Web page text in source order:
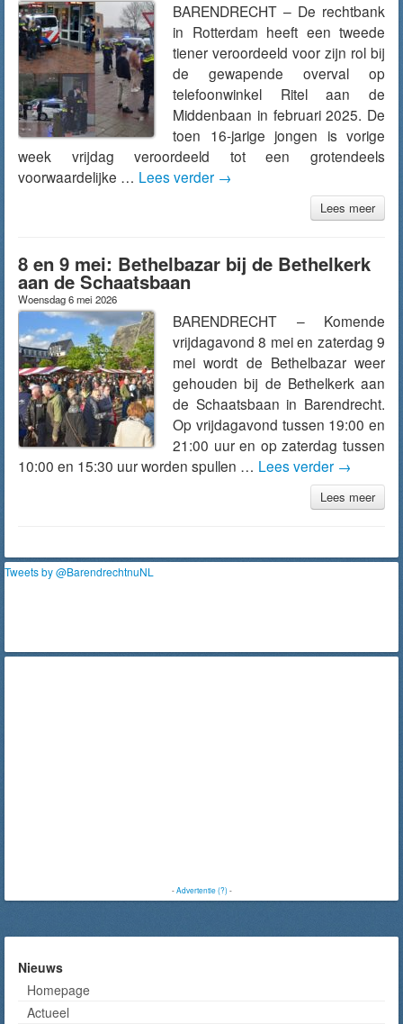
BARENDRECHT – De rechtbank
in Rotterdam heeft een tweede
tiener veroordeeld voor zijn rol bij
de gewapende overval op
telefoonwinkel Ritel aan de
Middenbaan in februari 2025. De
toen 16-jarige jongen is vorige
week vrijdag veroordeeld tot een grotendeels
voorwaardelijke … Lees verder →
Lees meer
8 en 9 mei: Bethelbazar bij de Bethelkerk
aan de Schaatsbaan
Woensdag 6 mei 2026
BARENDRECHT – Komende
vrijdagavond 8 mei en zaterdag 9
mei wordt de Bethelbazar weer
gehouden bij de Bethelkerk aan
de Schaatsbaan in Barendrecht.
Op vrijdagavond tussen 19:00 en
21:00 uur en op zaterdag tussen
10:00 en 15:30 uur worden spullen … Lees verder →
Lees meer
Tweets by @BarendrechtnuNL
-Advertentie (?)-
Nieuws
Homepage
Actueel